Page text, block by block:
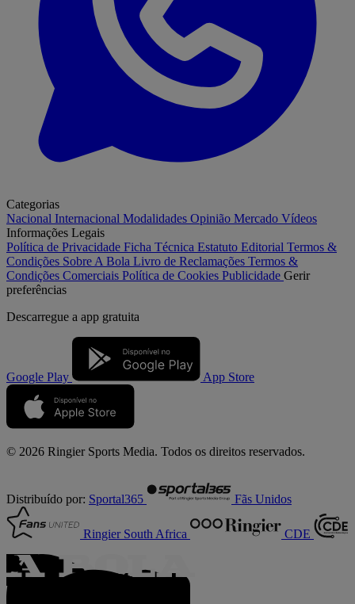
Categorias
Nacional Internacional Modalidades Opinião Mercado Vídeos
Informações Legais
Política de Privacidade Ficha Técnica Estatuto Editorial Termos &
Condições Sobre A Bola Livro de Reclamações Termos &
Condições Comerciais Política de Cookies Publicidade Gerir
preferências
Descarregue a app gratuita
Google Play App Store
© 2026 Ringier Sports Media. Todos os direitos reservados.
Distribuído por: Sportal365 Fãs Unidos
Ringier South Africa CDE